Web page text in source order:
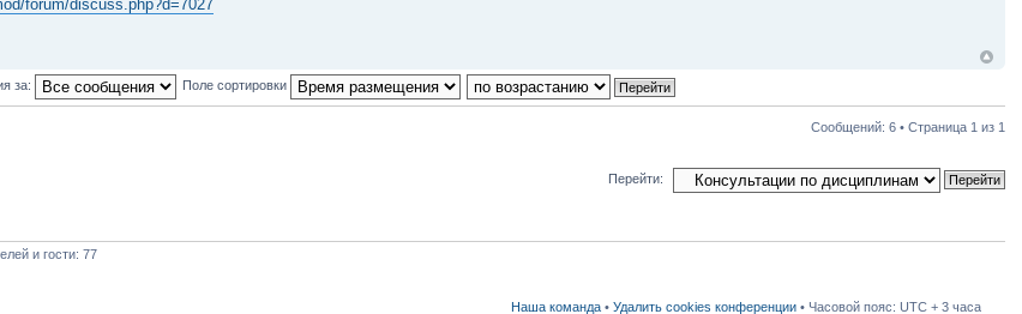
forum/discuss.php?d=7027
за: Поле сортировки
Сообщений: 6 • Страница 1 из 1
Перейти:
и гости: 77
Наша команда • Удалить cookies конференции • Часовой пояс: UTC + 3 часа